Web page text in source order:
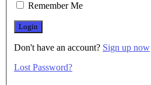
Remember Me
Don't have an account? Sign up now
Lost Password?